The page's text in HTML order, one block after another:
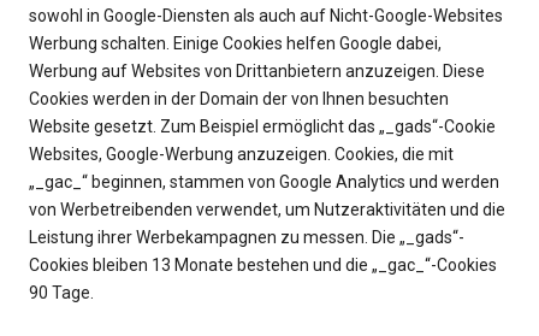
sowohl in Google-Diensten als auch auf Nicht-Google-Websites
Werbung schalten. Einige Cookies helfen Google dabei,
Werbung auf Websites von Drittanbietern anzuzeigen. Diese
Cookies werden in der Domain der von Ihnen besuchten
Website gesetzt. Zum Beispiel ermöglicht das „_gads“-Cookie
Websites, Google-Werbung anzuzeigen. Cookies, die mit
„_gac_“ beginnen, stammen von Google Analytics und werden
von Werbetreibenden verwendet, um Nutzeraktivitäten und die
Leistung ihrer Werbekampagnen zu messen. Die „_gads“-
Cookies bleiben 13 Monate bestehen und die „_gac_“-Cookies
90 Tage.